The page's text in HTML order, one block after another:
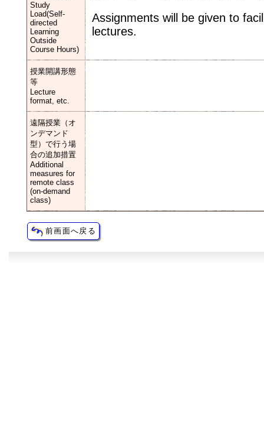
Study
Load(Self-
directed
Learning
Outside
Course Hours)
Assignments will be given to
lectures.
授業開講形態
等
Lecture
format, etc.
遠隔授業（オ
ンデマンド
型）で行う場
合の追加措置
Additional
measures for
remote class
(on-demand
class)